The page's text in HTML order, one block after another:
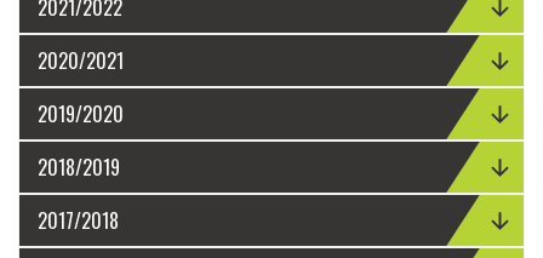
2021/2022
2020/2021
2019/2020
2018/2019
2017/2018